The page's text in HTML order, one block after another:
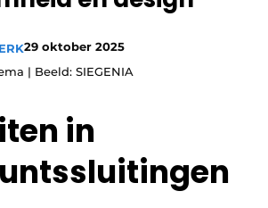
29 oktober 2025
| Beeld: SIEGENIA
in